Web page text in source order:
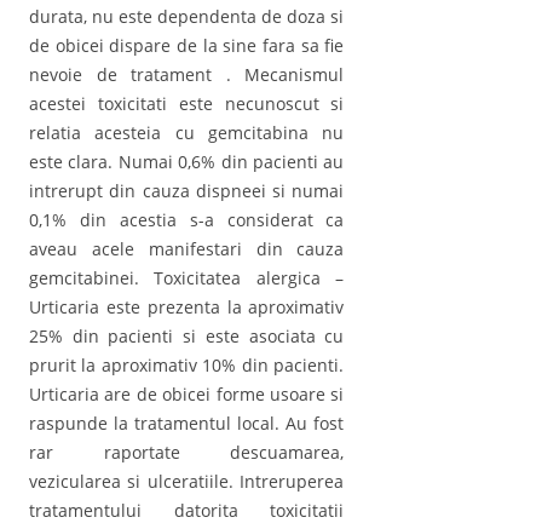
durata, nu este dependenta de doza si
de obicei dispare de la sine fara sa fie
nevoie de tratament . Mecanismul
acestei toxicitati este necunoscut si
relatia acesteia cu gemcitabina nu
este clara. Numai 0,6% din pacienti au
intrerupt din cauza dispneei si numai
0,1% din acestia s-a considerat ca
aveau acele manifestari din cauza
gemcitabinei. Toxicitatea alergica –
Urticaria este prezenta la aproximativ
25% din pacienti si este asociata cu
prurit la aproximativ 10% din pacienti.
Urticaria are de obicei forme usoare si
raspunde la tratamentul local. Au fost
rar raportate descuamarea,
vezicularea si ulceratiile. Intreruperea
tratamentului datorita toxicitatii